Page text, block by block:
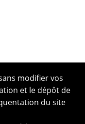
modifier vos
et le dépôt de
du site